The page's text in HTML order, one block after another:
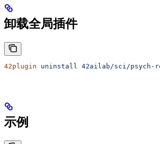
卸载全局插件
42plugin uninstall 42ailab/sci/psych-
示例